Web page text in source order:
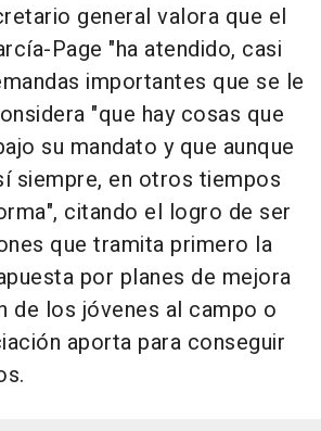
general valora que el
Page "ha atendido, casi
importantes que se le
"que hay cosas que
su mandato y que aunque
siempre, en otros tiempos
citando el logro de ser
que tramita primero la
por planes de mejora
de los jóvenes al campo o
aporta para conseguir